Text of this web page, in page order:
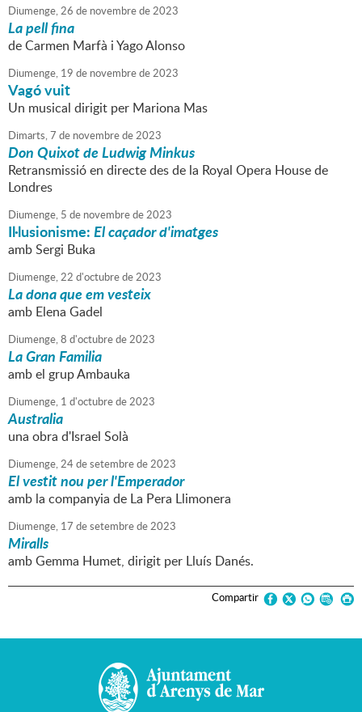
Diumenge,26 de novembrede2023
La pell fina
de Carmen Marfà i Yago Alonso
Diumenge, 19 de novembrede2023
Vagó vuit
Un musical dirigit per Mariona Mas
Dimarts,7 de novembrede2023
Don Quixot de Ludwig Minkus
Retransmissió en directe des de la Royal Opera House de
Londres
Diumenge, 5 de novembrede2023
Il·lusionisme:El caçador d'imatges
amb Sergi Buka
Diumenge,22 d'octubrede2023
La dona que em vesteix
amb Elena Gadel
Diumenge,8 d'octubrede2023
La Gran Familia
amb el grup Ambauka
Diumenge, 1 d'octubrede2023
Australia
una obra d'Israel Solà
Diumenge,24desetembrede2023
El vestit nou per l'Emperador
amb la companyia de La Pera Llimonera
Diumenge, 17 desetembrede2023
Miralls
amb Gemma Humet, dirigit per Lluís Danés.
Compartir